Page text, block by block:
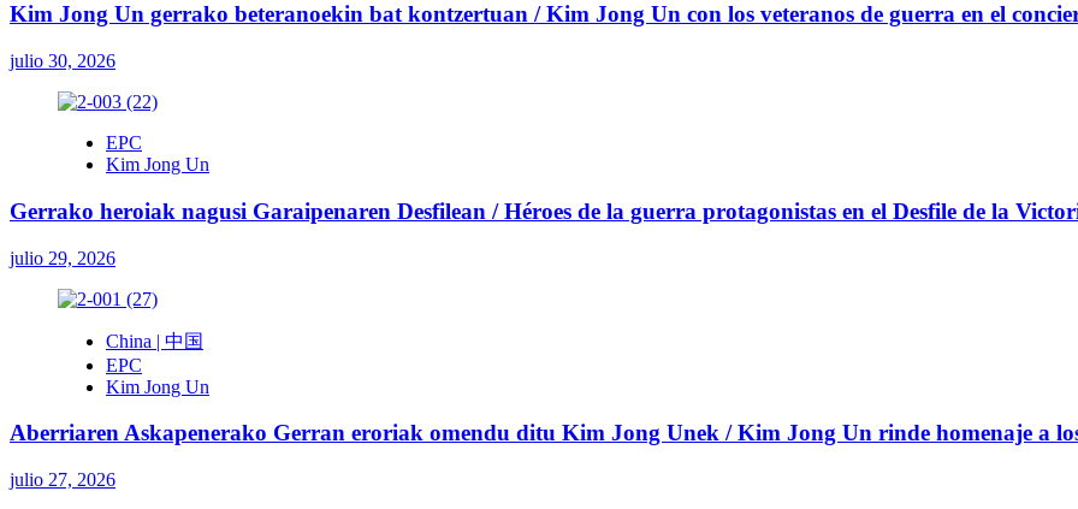
Kim Jong Un gerrako beteranoekin bat kontzertuan / Kim Jong Un con los veteranos de guerra en el
julio 30, 2026
EPC
Kim Jong Un
Gerrako heroiak nagusi Garaipenaren Desfilean / Héroes de la guerra protagonistas en el Desfile de la
julio 29, 2026
China | 中国
EPC
Kim Jong Un
Aberriaren Askapenerako Gerran eroriak omendu ditu Kim Jong Unek / Kim Jong Un rinde homenaje a
julio 27, 2026